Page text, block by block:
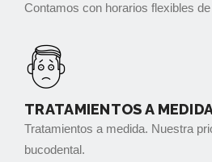
Contamos con horarios flexibles
TRATAMIENTOS A
Tratamientos a medida. Nuestra
bucodental.